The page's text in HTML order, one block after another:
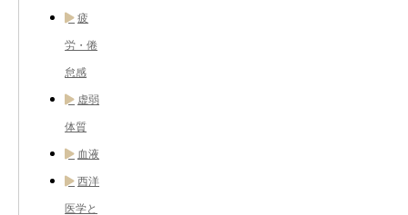
疲
労・倦
怠感
虚弱
体質
血液
西洋
医学と